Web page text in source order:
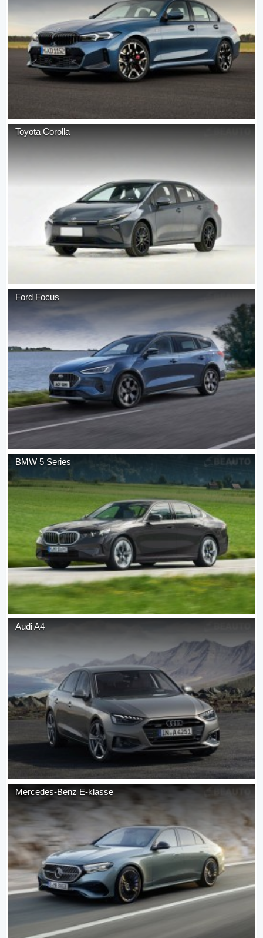
Toyota Corolla
Ford Focus
BMW 5 Series
AudiA4
Mercedes-Benz E-klasse